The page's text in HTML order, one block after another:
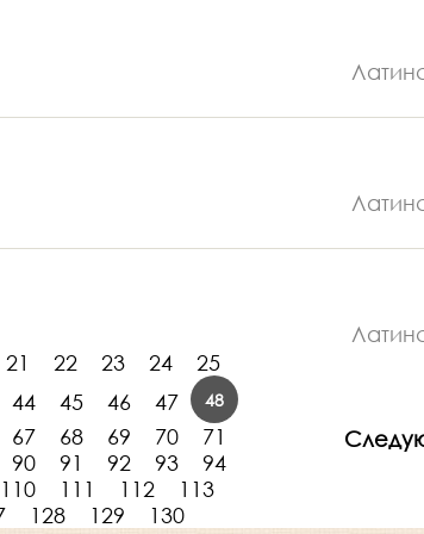
21 22 23 24
25
44 45 46 47 48
67 68 69 70
71
90 91 92 93
94
110 111 112
113
128 129 130